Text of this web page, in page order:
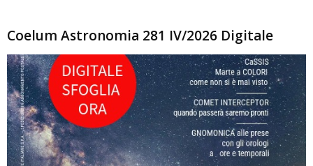
Coelum Astronomia 281 IV/2026 Digitale